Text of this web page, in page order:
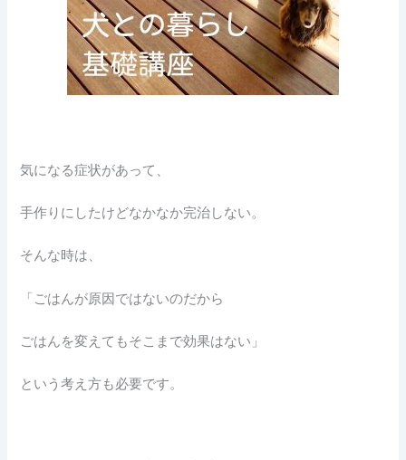
気になる症状があって、
手作りにしたけどなかなか完治しない。
そんな時は、
「ごはんが原因ではないのだから
ごはんを変えてもそこまで効果はない」
という考え方も必要です。